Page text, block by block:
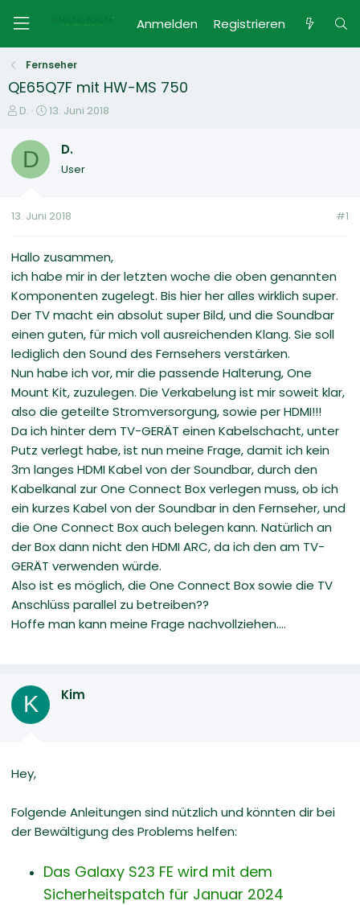
Anmelden Registrieren
Fernseher
QE65Q7F mit HW-MS 750
E
s
e
e
D.
E
t
t
m
13. Juni 2018
D D.
User
13. Juni 2018 #1
Hallo zusammen,
ich habe mir in der letzten woche die oben genannten
Komponenten zugelegt. Bis hier her alles wirklich super.
Der TV macht ein absolut super Bild, und die Soundbar
einen guten, für mich voll ausreichenden Klang. Sie soll
lediglich den Sound des Fernsehers verstärken.
Nun habe ich vor, mir die passende Halterung, One
Mount Kit, zuzulegen. Die Verkabelung ist mir soweit klar,
also die geteilte Stromversorgung, sowie per HDMI!!!
Da ich hinter dem TV-GERÄT einen Kabelschacht, unter
Putz verlegt habe, ist nun meine Frage, damit ich kein
3m langes HDMI Kabel von der Soundbar, durch den
Kabelkanal zur One Connect Box verlegen muss, ob ich
ein kurzes Kabel von der Soundbar in den Fernseher, und
die One Connect Box auch belegen kann. Natürlich an
der Box dann nicht den HDMI ARC, da ich den am TV-
GERÄT verwenden würde.
Also ist es möglich, die One Connect Box sowie die TV
Anschlüss parallel zu betreiben??
Hoffe man kann meine Frage nachvollziehen....
K Kim
Hey,
Folgende Anleitungen sind nützlich und könnten dir bei
der Bewältigung des Problems helfen:
Das Galaxy S23 FE wird mit dem
Sicherheitspatch für Januar 2024